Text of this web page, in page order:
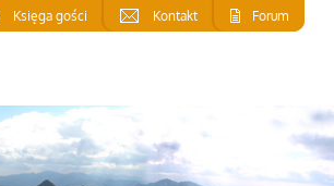
Księga gości Kontakt Forum